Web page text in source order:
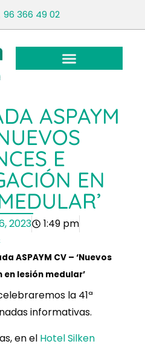
96 366 49 02
ASPAYM
E
EN
2023
1:49 pm
ASPAYM CV – ‘Nuevos
lesión medular’
la 41ª
informativas.
en el Hotel Silken